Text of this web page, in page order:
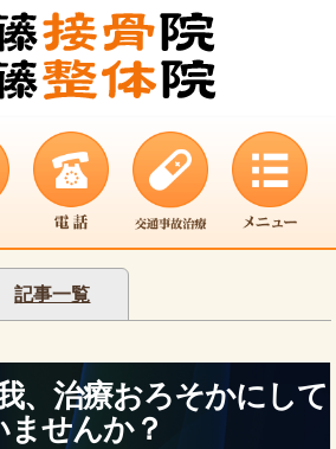
記事一覧
、治療おろそかにして
ませんか？